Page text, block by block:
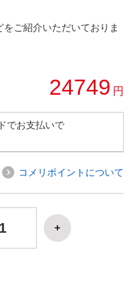
ご紹介いただいておりま
24749 円
でお支払いで
コメリポイントについて